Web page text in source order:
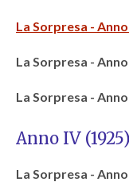
La Sorpresa -
La Sorpresa - Anno
La Sorpresa - Anno
Anno IV (1925)
La Sorpresa - Anno